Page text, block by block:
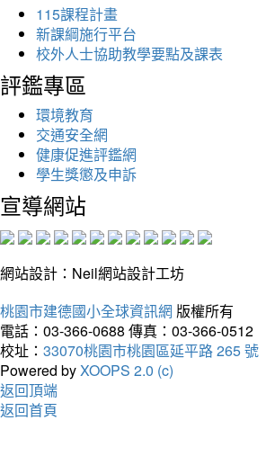
115課程計畫
新課綱施行平台
校外人士協助教學要點及課表
評鑑專區
環境教育
交通安全網
健康促進評鑑網
學生獎懲及申訴
宣導網站
網站設計：Neil網站設計工坊
桃園市建德國小全球資訊網 版權所有
電話：03-366-0688 傳真：03-366-0512
校址： 33070桃園市桃園區延平路 265 號
Powered byXOOPS 2.0 (c)
返回頂端
返回首頁